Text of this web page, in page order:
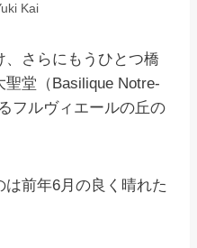
Kai
さらにもうひとつ橋
堂（Basilique Notre-
フルヴィエールの丘の
前年6月の良く晴れた